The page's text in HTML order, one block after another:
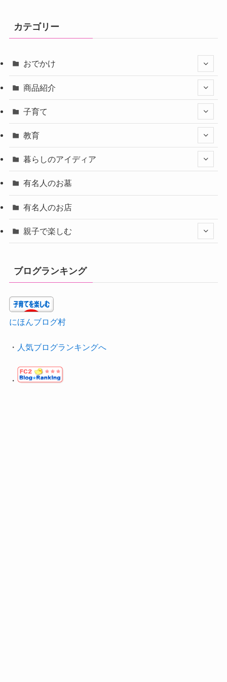
カテゴリー
おでかけ
商品紹介
子育て
教育
暮らしのアイディア
有名人のお墓
有名人のお店
親子で楽しむ
ブログランキング
にほんブログ村
・ 人気ブログランキングへ
・